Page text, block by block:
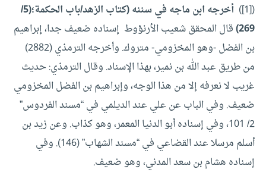
([1]) أخرجه ابن ماجه في سننه
(كتاب الزهد/باب الحكمة؛(5/
269) قال المحقق شعيب الأرنؤوط إسناده ضعيف جدا، إبراهيم
بن الفضل -وهو المخزومي- متروك. وأخرجه الترمذي (2882)
من طريق عبد الله بن نمير، بهذا الإسناد. وقال الترمذي: حديث
غريب لا نعرفه إلا من هذا الوجه، وإبراهيم بن الفضل المخزومي
ضعيف. وفي الباب عن علي عند الديلمي في “مسند الفردوس”
2/ 101، وفي إسناده أبو الدنيا المعمر، وهو كذاب. وعن زيد بن
أسلم مرسلا عند القضاعي في “مسند الشهاب” (146). وفي
إسناده هشام بن سعد المدني، وهو ضعيف.